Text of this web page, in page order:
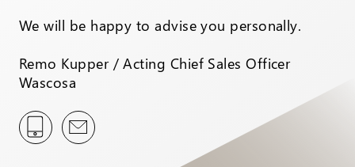
We will be happy to advise you personally.
Remo Kupper / Acting Chief Sales Officer
Wascosa